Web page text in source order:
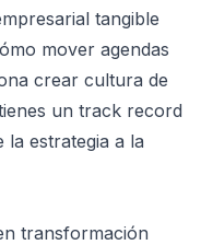
tangible
mover agendas
crear cultura de
un track record
estrategia a la
transformación